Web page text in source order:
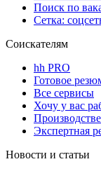
Поиск по
Сетка:
Соискателям
hh PRO
Готовое
Все сервисы
Хочу у вас
Экспертная
Новости и статьи